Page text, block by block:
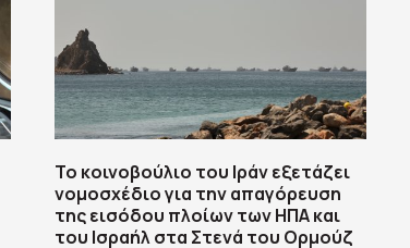
To κοινοβούλιο του Ιράν εξετάζει
νομοσχέδιο για την απαγόρευση
της εισόδου πλοίων των ΗΠΑ και
του Ισραήλ στα Στενά του Ορμούζ